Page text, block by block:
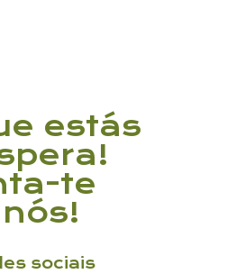
estás
te
sociais